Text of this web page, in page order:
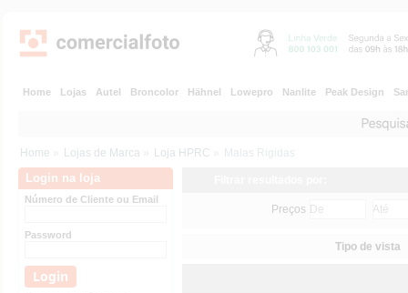
Home Lojas Autel Broncolor Hähnel Lowepro Nanlite Peak Design
Home » Lojas de Marca » Loja HPRC » Malas Rigidas
Login na loja
Número de Cliente ou Email
Password
Preços
Tipo de vista